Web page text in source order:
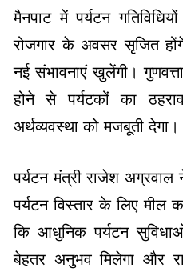
मैनपाट में पर्यटन
रोजगार के अवसर सृजित
नई संभावनाएं खुलेंगी।
होने से पर्यटकों का
अर्थव्यवस्था को मजबूती देगा।
पर्यटन मंत्री राजेश अग्रवाल
पर्यटन विस्तार के लिए मील
कि आधुनिक पर्यटन
बेहतर अनुभव मिलेगा और